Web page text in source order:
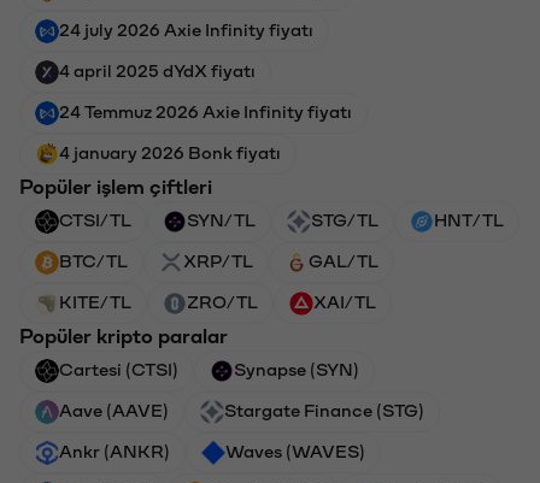
24 july 2026 Axie Infinity fiyatı
4 april 2025 dYdX fiyatı
24 Temmuz 2026 Axie Infinity fiyatı
4 january 2026 Bonk fiyatı
Popüler işlem çiftleri
CTSI/TL SYN/TL STG/TL HNT/TL
BTC/TL XRP/TL GAL/TL
KITE/TL ZRO/TL XAI/TL
Popüler kripto paralar
Cartesi (CTSI) Synapse (SYN)
Aave (AAVE) Stargate Finance (STG)
Ankr (ANKR) Waves (WAVES)